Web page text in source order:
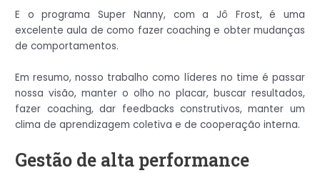
E o programa Super Nanny, com a Jô Frost, é uma
excelente aula de como fazer coaching e obter mudanças
de comportamentos.
Em resumo, nosso trabalho como líderes no time é passar
nossa visão, manter o olho no placar, buscar resultados,
fazer coaching, dar feedbacks construtivos, manter um
clima de aprendizagem coletiva e de cooperação interna.
Gestão de alta performance